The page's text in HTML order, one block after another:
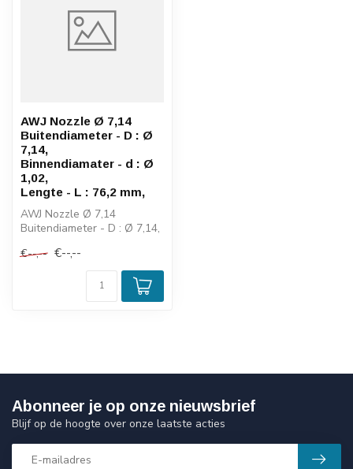
AWJ Nozzle Ø 7,14
Buitendiameter - D : Ø
7,14,
Binnendiamater - d : Ø
1,02,
Lengte - L : 76,2 mm,
AWJ Nozzle Ø 7,14
Buitendiameter - D : Ø 7,14,
L...
€--,-- €--,--
Abonneer je op onze nieuwsbrief
Blijf op de hoogte over onze laatste acties